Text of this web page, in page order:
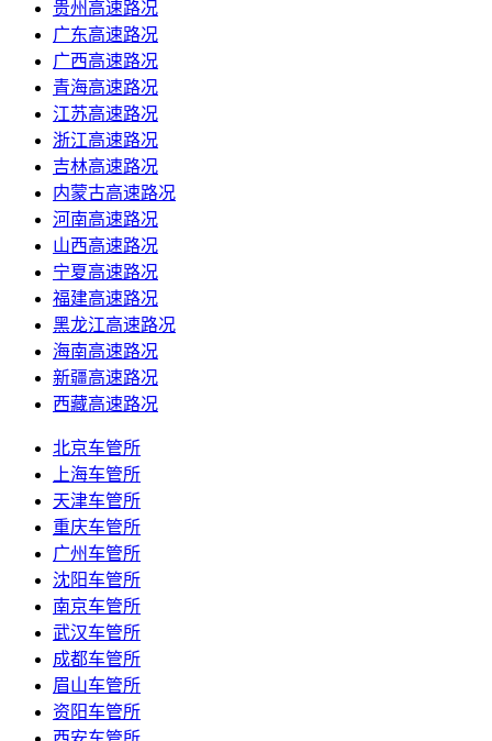
贵州高速路况
广东高速路况
广西高速路况
青海高速路况
江苏高速路况
浙江高速路况
吉林高速路况
内蒙古高速路况
河南高速路况
山西高速路况
宁夏高速路况
福建高速路况
黑龙江高速路况
海南高速路况
新疆高速路况
西藏高速路况
北京车管所
上海车管所
天津车管所
重庆车管所
广州车管所
沈阳车管所
南京车管所
武汉车管所
成都车管所
眉山车管所
资阳车管所